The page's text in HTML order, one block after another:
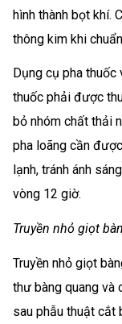
hình thành bọt khí.
thông kim khi
Dụng cụ pha
thuốc phải được
bỏ nhóm chất thải
pha loãng cần
lạnh, tránh ánh
vòng 12 giờ.
Truyền nhỏ giọt
Truyền nhỏ giọt
thư bàng quang và
sau phẫu thuật cắt